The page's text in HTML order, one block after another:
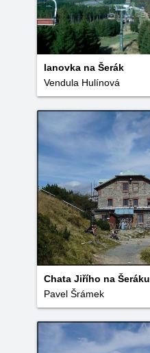
lanovka na Šerák
Vendula Hulínová
Chata Jiřího na Šeráku
Pavel Šrámek